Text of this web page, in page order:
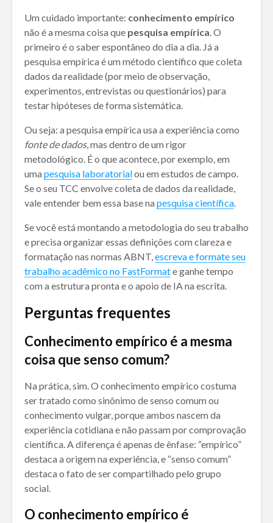
Um cuidado importante: conhecimento empírico
não é a mesma coisa que pesquisa empírica. O
primeiro é o saber espontâneo do dia a dia. Já a
pesquisa empírica é um método científico que coleta
dados da realidade (por meio de observação,
experimentos, entrevistas ou questionários) para
testar hipóteses de forma sistemática.
Ou seja: a pesquisa empírica usa a experiência como
fonte de dados, mas dentro de um rigor
metodológico. É o que acontece, por exemplo, em
uma pesquisa laboratorialou em estudos de campo.
Se o seu TCC envolve coleta de dados da realidade,
vale entender bem essa base na pesquisa científica.
Se você está montando a metodologia do seu trabalho
e precisa organizar essas definições com clareza e
formatação nas normas ABNT,escreva e formate seu
trabalho acadêmico no FastFormate ganhe tempo
com a estrutura pronta e o apoio de IA na escrita.
Perguntas frequentes
Conhecimento empírico é a mesma
coisa que senso comum?
Na prática, sim. O conhecimento empírico costuma
ser tratado como sinônimo de senso comum ou
conhecimento vulgar, porque ambos nascem da
experiência cotidiana e não passam por comprovação
científica. A diferença é apenas de ênfase: “empírico”
destaca a origem na experiência, e “senso comum”
destaca o fato de ser compartilhado pelo grupo
social.
O conhecimento empírico é